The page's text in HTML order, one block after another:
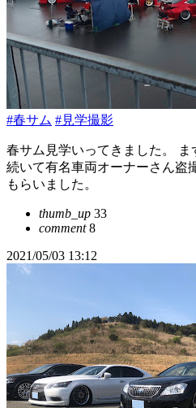
#春サム #見学撮影
春サム見学いってきました。
続いて有名車両オーナーさん盗
もらいました。
thumb_up 33
comment8
2021/05/03 13:12